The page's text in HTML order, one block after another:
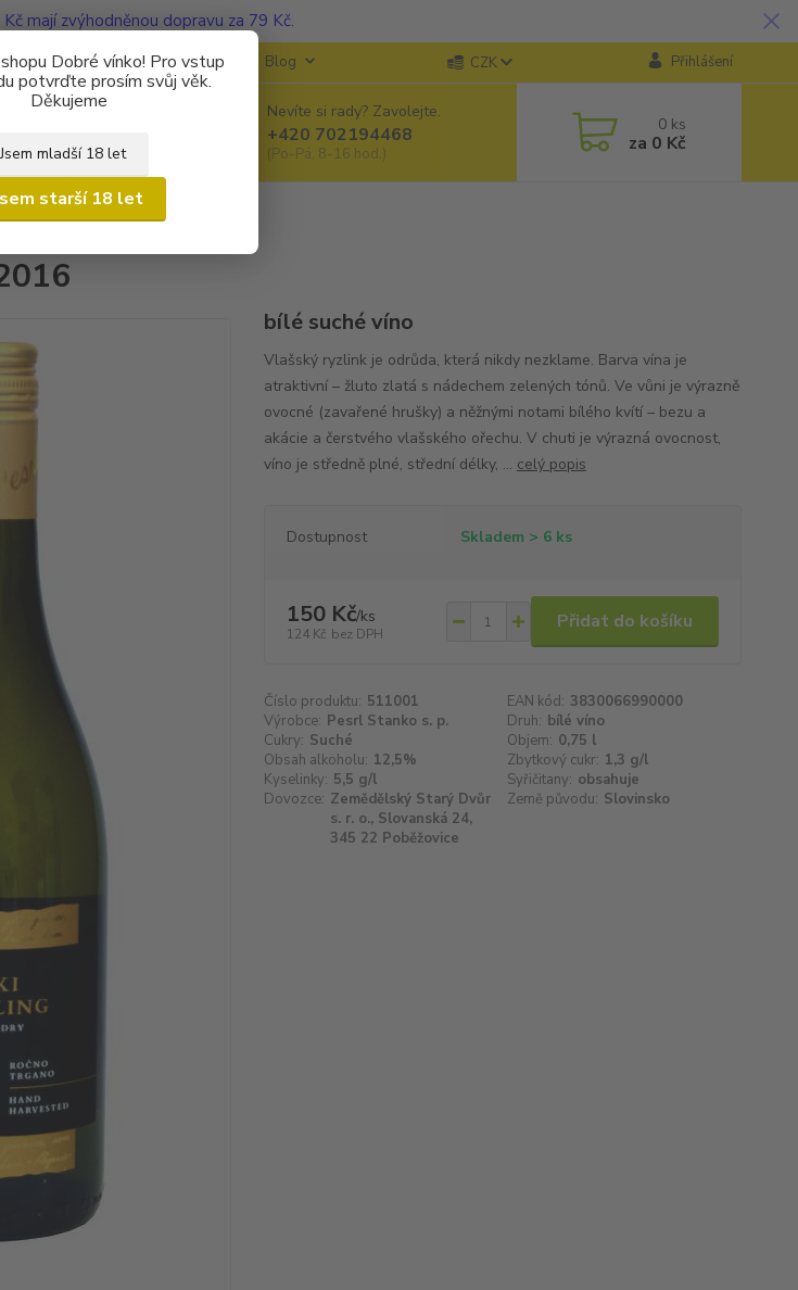
mají zvýhodněnou dopravu za 79 Kč.
Dobré vínko! Pro vstup
potvrďte prosím svůj věk.
Děkujeme
Jsem mladší 18 let
starší 18 let
Ochrana soukromí O vinařstvích Blog CZK Přihlášení
Nevíte si rady? Zavolejte.
+420 702194468
(Po-Pá, 8-16 hod.)
0 ks
za 0 Kč
2016
bílé suché víno
Vlašský ryzlink je odrůda, která nikdy nezklame. Barva vína je
atraktivní – žluto zlatá s nádechem zelených tónů. Ve vůni je výrazně
ovocné (zavařené hrušky) a něžnými notami bílého kvítí – bezu a
akácie a čerstvého vlašského ořechu. V chuti je výrazná ovocnost,
víno je středně plné, střední délky, ... celý popis
Dostupnost Skladem > 6 ks
150 Kč/ks
124 Kč bez DPH
Přidat do košíku
Číslo produktu: 511001 EAN kód: 3830066990000
Výrobce: Pesrl Stanko s. p. Druh: bílé víno
Cukry: Suché Objem: 0,75 l
Obsah alkoholu: 12,5% Zbytkový cukr: 1,3 g/l
Kyselinky: 5,5 g/l Syřičitany: obsahuje
Dovozce: Zemědělský Starý Dvůr
s. r. o., Slovanská 24,
345 22 Poběžovice
Země původu: Slovinsko